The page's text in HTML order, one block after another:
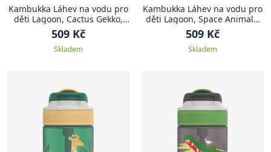
Kambukka Láhev na vodu pro
děti Lagoon, Cactus Gekko,
400 ml
509 Kč
Skladem
Kambukka Láhev na vodu pro
děti Lagoon, Space Animals,
400 ml
509 Kč
Skladem